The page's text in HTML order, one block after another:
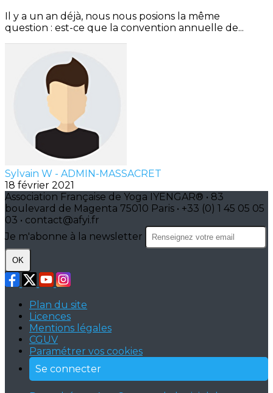
Il y a un an déjà, nous nous posions la même
question : est-ce que la convention annuelle de...
Sylvain W - ADMIN-MASSACRET
18 février 2021
Association Française de Yoga IYENGAR® • 83
boulevard de Magenta 75010 Paris • +33 (0) 1 45 05 05
03 • contact@afyi.fr
Je m'abonne à la newsletter
OK
Plan du site
Licences
Mentions légales
CGUV
Paramétrer vos cookies
Se connecter